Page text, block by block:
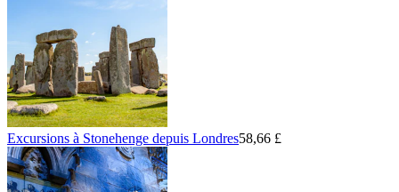
Excursions à Stonehenge depuis Londres58,66 £